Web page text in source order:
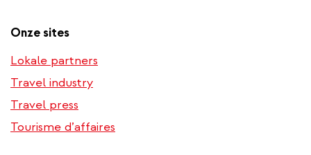
Onze sites
Lokale partners
Travel industry
Travel press
Tourisme d’affaires